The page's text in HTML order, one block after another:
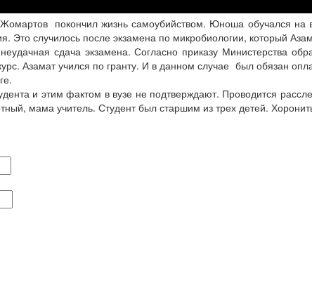
Жомартов покончил жизнь самоубийством. Юноша обучался
случилось после экзамена по микробиологии, который
сдача экзамена. Согласно приказу Министерства
Азамат учился по гранту. И в данном случае был обязан
и этим фактом в вузе не подтверждают. Проводится
мама учитель. Студент был старшим из трех детей.